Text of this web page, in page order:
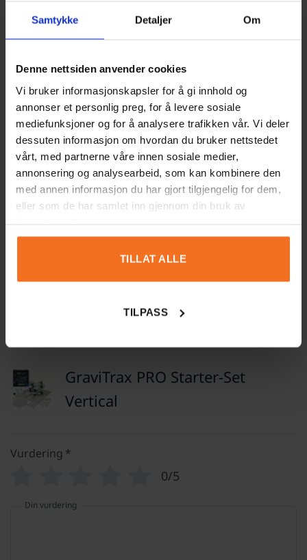
Samtykke Detaljer Om
Denne nettsiden anvender cookies
Vi bruker informasjonskapsler for å gi innhold og
annonser et personlig preg, for å levere sosiale
mediefunksjoner og for å analysere trafikken vår. Vi deler
dessuten informasjon om hvordan du bruker nettstedet
vårt, med partnerne våre innen sosiale medier,
annonsering og analysearbeid, som kan kombinere den
med annen informasjon du har gjort tilgjengelig for dem,
eller som de har samlet inn gjennom din bruk av
TILLAT ALLE
TILPASS
TILLEGGSINFORMASJON
VEKT
3,3 kg
DIMENSJONER
33,5 × 33,5 × 17,5 cm
ALDER 8,9, 10,11,12,13,14
Det er ingen omtaler ennå.
GraviTrax PRO Starter-Set
Vertical
Vurdering *
0/5
Din vurdering